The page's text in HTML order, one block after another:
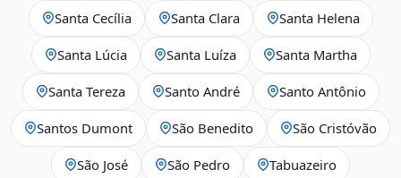
Santa Cecília Santa Clara Santa Helena
Santa Lúcia Santa Luíza Santa Martha
Santa Tereza Santo André Santo Antônio
Santos Dumont São Benedito São Cristóvão
São José São Pedro Tabuazeiro